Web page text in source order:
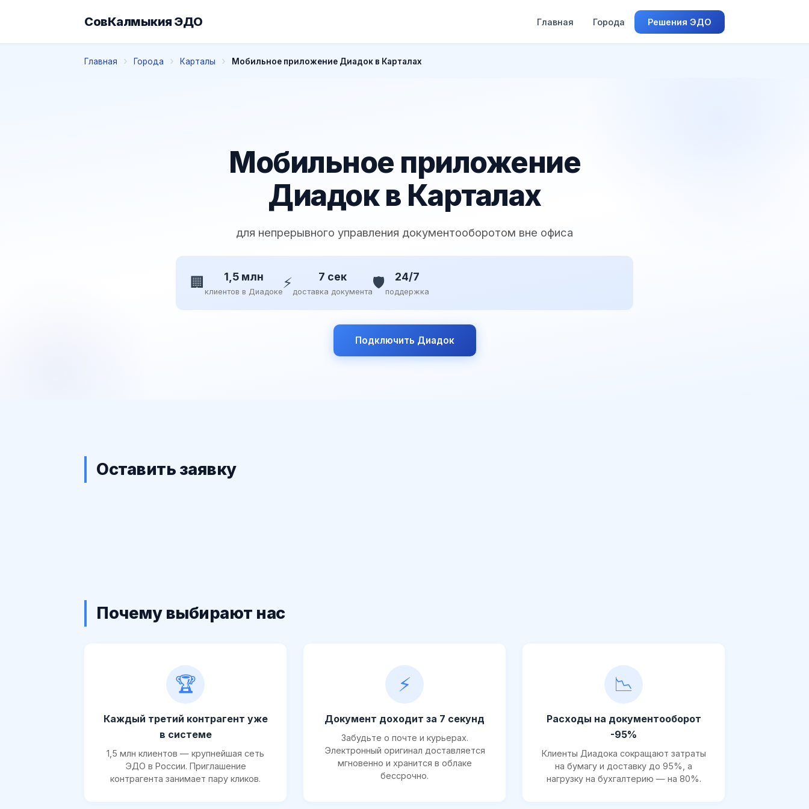
СовКалмыкия ЭДО Главная Города Решения ЭДО
Главная Города Карталы Мобильное приложение Диадок в Карталах
Мобильное приложение
Диадок в Карталах
для непрерывного управления документооборотом вне офиса
🏢 1,5 млн
клиентов в Диадоке⚡ 7 сек
доставка документа🛡️ 24/7
поддержка
Подключить Диадок
Оставить заявку
Почему выбирают нас
🏆
Каждый третий контрагент уже
в системе
1,5 млн клиентов — крупнейшая сеть
ЭДО в России. Приглашение
контрагента занимает пару кликов.
⚡
Документ доходит за 7 секунд
Забудьте о почте и курьерах.
Электронный оригинал доставляется
мгновенно и хранится в облаке
бессрочно.
📉
Расходы на документооборот
-95%
Клиенты Диадока сокращают затраты
на бумагу и доставку до 95%, а
нагрузку на бухгалтерию — на 80%.